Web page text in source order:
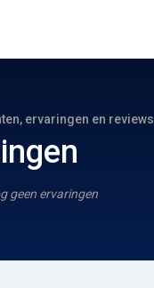
ervaringen en reviews
geen ervaringen